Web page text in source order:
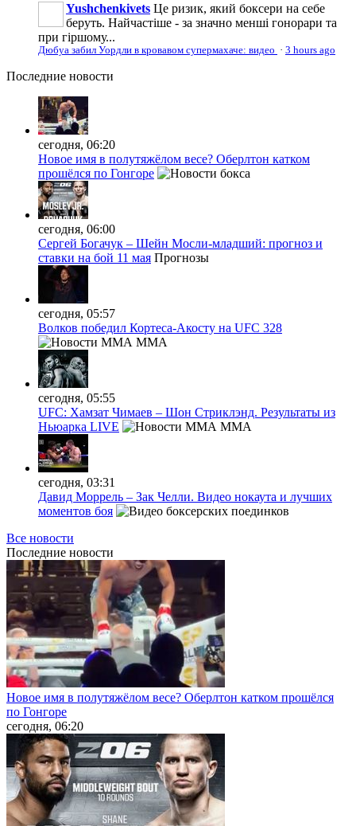
Yushchenkivets Це ризик, який боксери на себе
беруть. Найчастіше - за значно менші гонорари та
при гіршому...
Дюбуа забил Уордли в кровавом супермахаче: видео · 3 hours ago
Последние новости
сегодня, 06:20
Новое имя в полутяжёлом весе? Оберлтон катком
прошёлся по Гонгоре
сегодня, 06:00
Сергей Богачук – Шейн Мосли-младший: прогноз и
ставки на бой 11 мая Прогнозы
сегодня, 05:57
Волков победил Кортеса-Акосту на UFC 328
MMA
сегодня, 05:55
UFC: Хамзат Чимаев – Шон Стриклэнд. Результаты из
Ньюарка LIVE
MMA
сегодня, 03:31
Давид Моррель – Зак Челли. Видео нокаута и лучших
моментов боя
Все новости
Последние новости
Новое имя в полутяжёлом весе? Оберлтон катком прошёлся
по Гонгоре
сегодня, 06:20